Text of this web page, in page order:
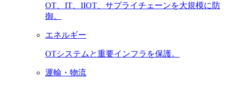
OT、IT、IIOT、サプライチェーンを大規模に防
御。
エネルギー
OTシステムと重要インフラを保護。
運輸・物流